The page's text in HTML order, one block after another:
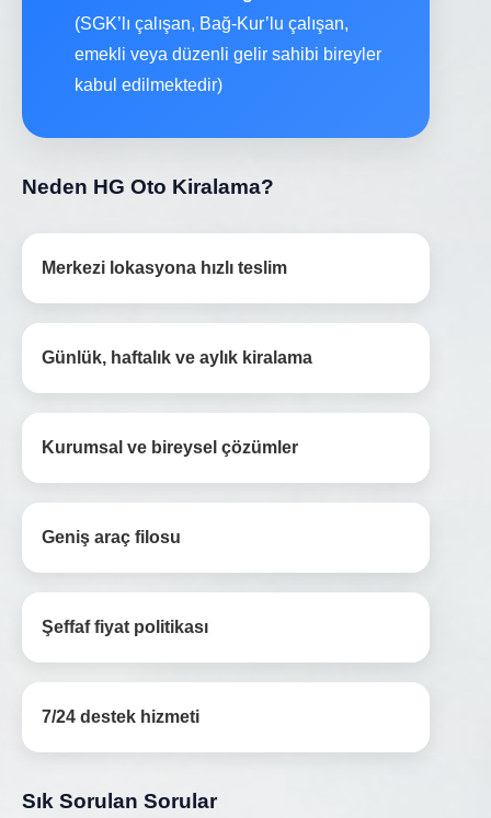
(SGK’lı çalışan, Bağ-Kur’lu çalışan,
emekli veya düzenli gelir sahibi bireyler
kabul edilmektedir)
Neden HG Oto Kiralama?
Merkezi lokasyona hızlı teslim
Günlük, haftalık ve aylık kiralama
Kurumsal ve bireysel çözümler
Geniş araç filosu
Şeffaf fiyat politikası
7/24 destek hizmeti
Sık Sorulan Sorular